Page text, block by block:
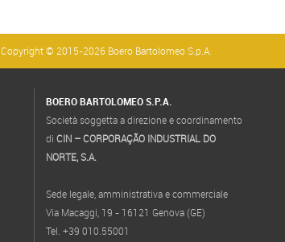
Copyright © 2015-2026 Boero Bartolomeo S.p.A.
BOERO BARTOLOMEO S.P.A.
Società soggetta a direzione e coordinamento
di CIN – CORPORAÇÃO INDUSTRIAL DO
NORTE, S.A.
Sede legale, amministrativa e commerciale
Via Macaggi, 19 - 16121 Genova (GE)
Tel. +39 010.55001